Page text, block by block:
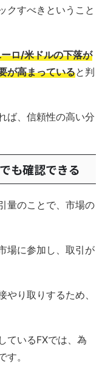
クすべきということ
ロ/米ドルの下落が
が高まっていると判
ば、信頼性の高い分
も確認できる
量のことで、市場の
場に参加し、取引が
り取りするため、
ているFXでは、為
。